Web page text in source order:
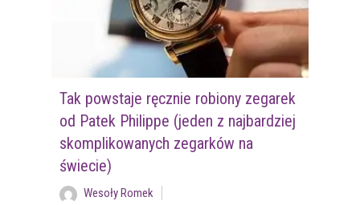
Tak powstaje ręcznie robiony zegarek
od Patek Philippe (jeden z najbardziej
skomplikowanych zegarków na
świecie)
Wesoły Romek